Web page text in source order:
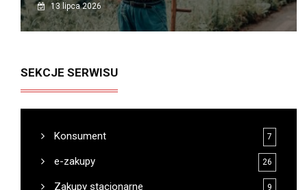
13 lipca 2026
SEKCJE SERWISU
Konsument 7
e-zakupy 26
Zakupy stacjonarne 9